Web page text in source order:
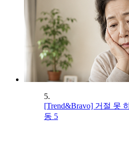
5.
[Trend&Bravo] 거절 못
동 5